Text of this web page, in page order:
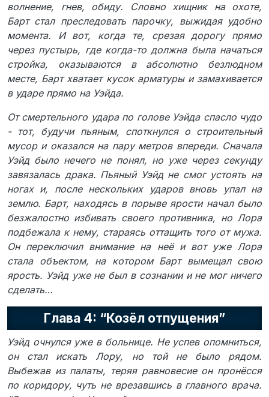
волнение, гнев, обиду. Словно хищник на охоте,
Барт стал преследовать парочку, выжидая удобно
момента. И вот, когда те, срезая дорогу прямо
через пустырь, где когда-то должна была начаться
стройка, оказываются в абсолютно безлюдном
месте, Барт хватает кусок арматуры и замахивается
в ударе прямо на Уэйда.
От смертельного удара по голове Уэйда спасло чудо
- тот, будучи пьяным, споткнулся о строительный
мусор и оказался на пару метров впереди. Сначала
Уэйд было нечего не понял, но уже через секунду
завязалась драка. Пьяный Уэйд не смог устоять на
ногах и, после нескольких ударов вновь упал на
землю. Барт, находясь в порыве ярости начал было
безжалостно избивать своего противника, но Лора
подбежала к нему, стараясь оттащить того от мужа.
Он переключил внимание на неё и вот уже Лора
стала объектом, на котором Барт вымещал свою
ярость. Уэйд уже не был в сознании и не мог ничего
сделать…
Глава 4: “Козёл отпущения”
Уэйд очнулся уже в больнице. Не успев опомниться,
он стал искать Лору, но той не было рядом.
Выбежав из палаты, теряя равновесие он пронёсся
по коридору, чуть не врезавшись в главного врача.